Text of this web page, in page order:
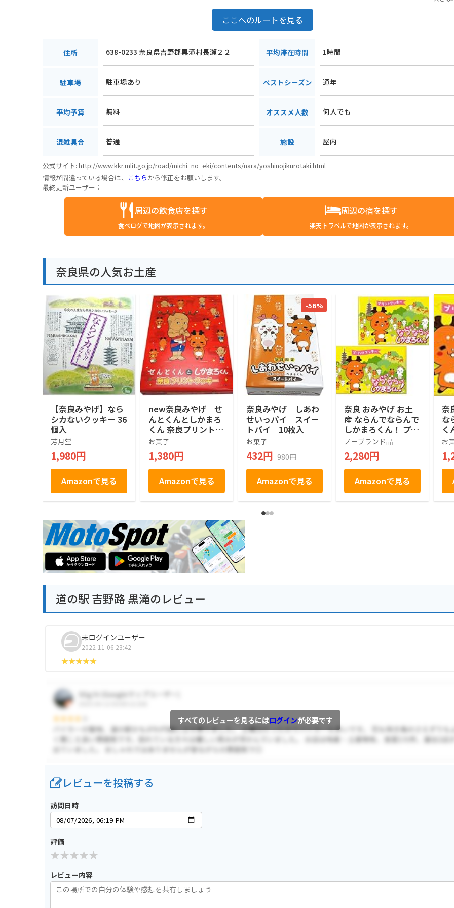
ここへのルートを見る
住所 638-0233 奈良県吉野郡黒滝村長瀬２２ 平均滞在時間 1時間
駐車場 駐車場あり ベストシーズン 通年
平均予算 無料 オススメ人数 何人でも
混雑具合 普通 施設 屋内
公式サイト:http://www.kkr.mlit.go.jp/road/michi_no_eki/contents/nara/yoshinojikurotaki.html
情報が間違っている場合は、 こちらから修正をお願いします。
最終更新ユーザー：
周辺の飲食店を探す
食べログで地図が表示されます。
周辺の宿を探す
楽天トラベルで地図が表示されます。
奈良県の人気お土産
【奈良みやげ】なら
シカないクッキー 36
個入
芳月堂
1,980円
Amazonで見る
new奈良みやげ せ
んとくんとしかまろ
くん 奈良プリントク
ッキー(赤) 20枚入
お菓子
1,380円
Amazonで見る
-56%
奈良みやげ しあわ
せいっパイ スイー
トパイ 10枚入
お菓子
432円 980円
Amazonで見る
奈良 おみやげ お土
産 ならんでならんで
しかまろくん！ プリ
ントクッキー 18枚入
り×2個
ノーブランド品
2,280円
Amazonで見る
奈
な
く
ッ
お
道の駅 吉野路 黒滝のレビュー
未ログインユーザー
2022-11-06 23:42
すべてのレビューを見るにはログインが必要です
レビューを投稿する
訪問日時
評価
レビュー内容